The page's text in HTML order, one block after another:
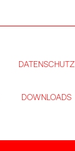
DATENSCHUTZ
DOWNLOADS